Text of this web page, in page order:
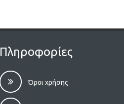
Πληροφορίες
Όροι χρήσης